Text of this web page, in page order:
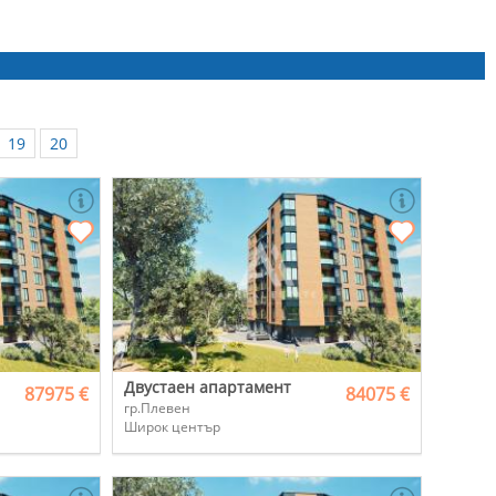
19 20
87975 € Двустаен апартамент
гр.Плевен
Широк център
84075 €